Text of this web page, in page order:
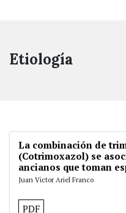
Etiología
La combinación de
(Cotrimoxazol) se
ancianos que toman
Juan Victor Ariel Franco
PDF